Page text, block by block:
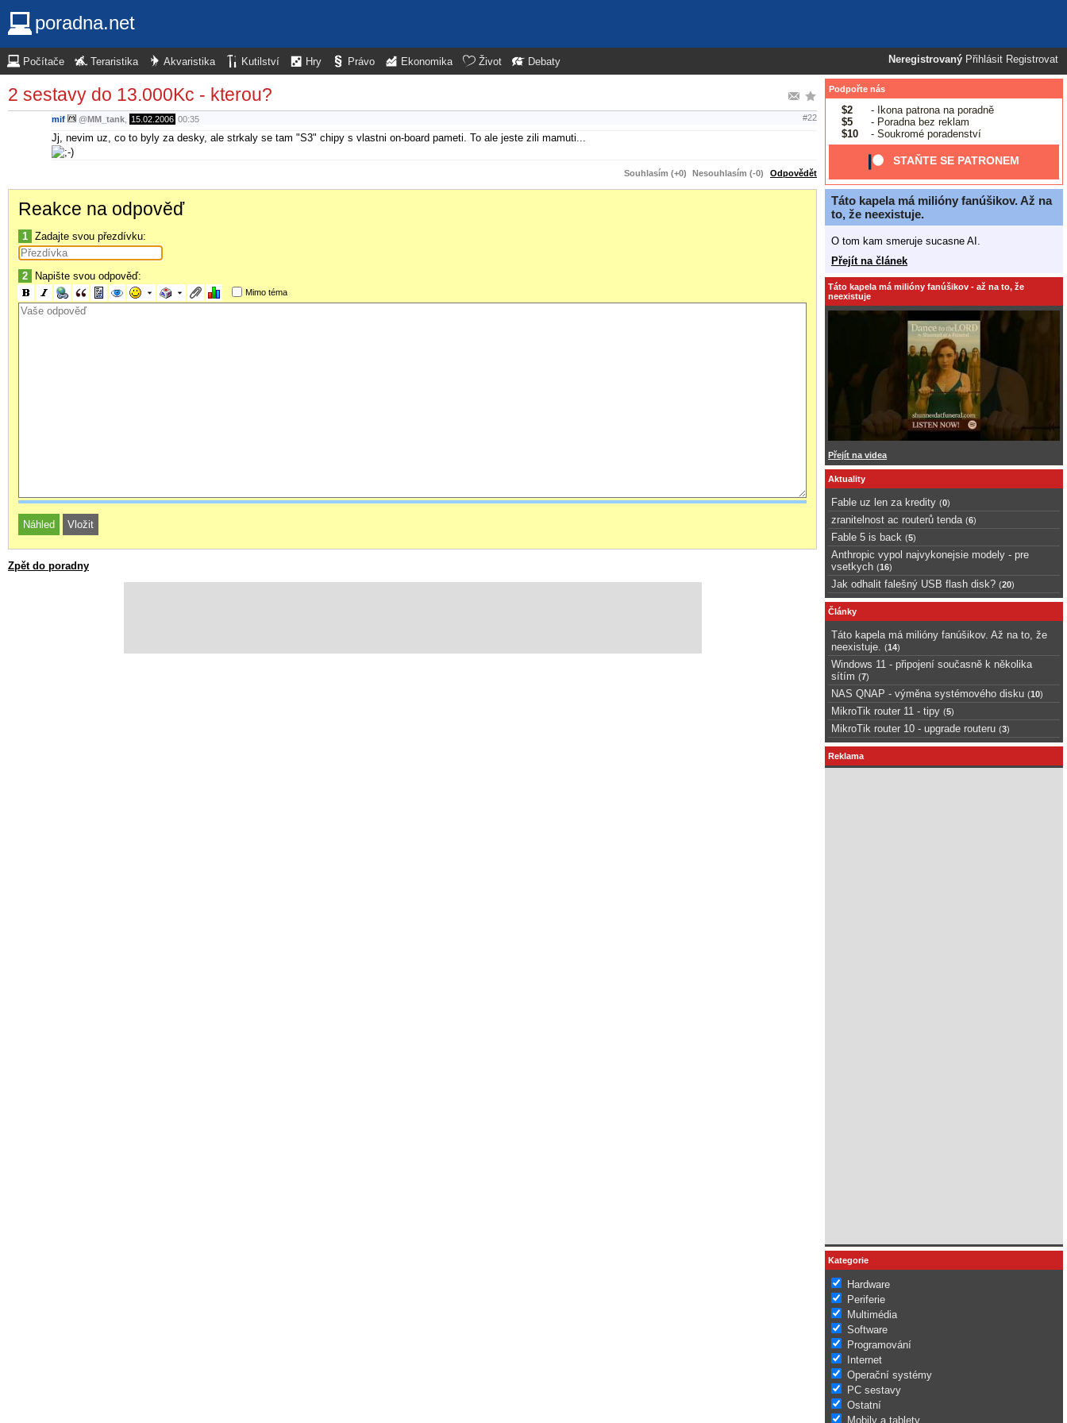
poradna.net
Neregistrovaný Přihlásit Registrovat
Počítače Teraristika Akvaristika Kutilství Hry Právo Ekonomika Život Debaty
2 sestavy do 13.000Kc - kterou?
mif @MM_tank 15.02.2006 00:35 #22
Jj, nevim uz, co to byly za desky, ale strkaly se tam "S3" chipy s vlastni on-board pameti. To ale jeste zili mamuti...
Souhlasím (+0) Nesouhlasím (-0) Odpovědět
Reakce na odpověď
1 Zadajte svou přezdívku:
2 Napište svou odpověď:
Mimo téma
Zpět do poradny
Podpořte nás
$2
- Ikona patrona na poradně
$5
- Poradna bez reklam
$10
- Soukromé poradenství
STAŇTE SE PATRONEM
Táto kapela má milióny fanúšikov. Až na
to, že neexistuje.
O tom kam smeruje sucasne AI.
Přejít na článek
Táto kapela má milióny fanúšikov - až na to, že
neexistuje
Přejít na videa
Aktuality
Fable uz len za kredity (0)
zranitelnost ac routerů tenda (6)
Fable 5 is back (5)
Anthropic vypol najvykonejsie modely - pre
vsetkych (16)
Jak odhalit falešný USB flash disk? (20)
Články
Táto kapela má milióny fanúšikov. Až na to, že
neexistuje.
(14)
Windows 11 - připojení současně k několika
sítím (7)
NAS QNAP - výměna systémového disku (10)
MikroTik router 11 - tipy (5)
MikroTik router 10 - upgrade routeru (3)
Reklama
Kategorie
Hardware
Periferie
Multimédia
Software
Programování
Internet
Operační systémy
PC sestavy
Ostatní
Mobily a tablety